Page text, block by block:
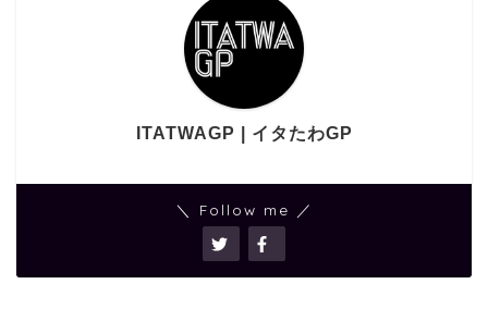
ITATWAGP | イタたわGP
＼ Follow me ／